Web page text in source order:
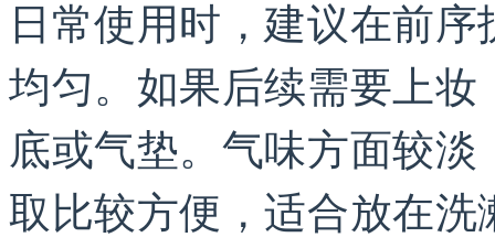
日常使用时，建议在前
均匀。如果后续需要上
底或气垫。气味方面较
取比较方便，适合放在